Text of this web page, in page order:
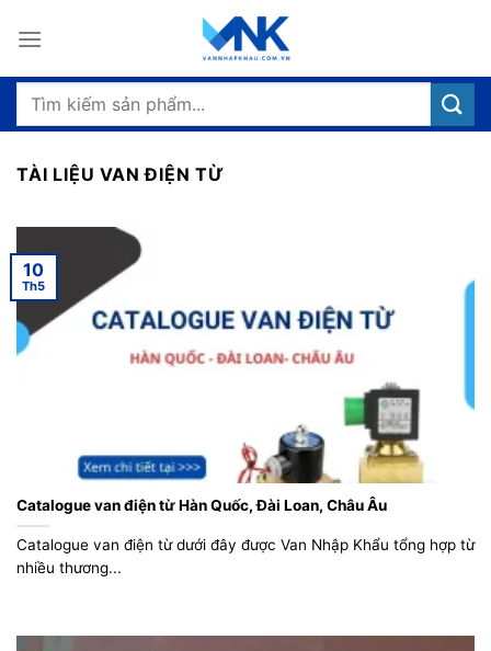
qua
dung
Tìm
TÀI LIỆU VAN ĐIỆN TỪ
Catalogue van điện từ Hàn Quốc, Đài Loan, Châu Âu
Catalogue van điện từ dưới đây được Van Nhập Khẩu tổng hợp từ
nhiều thương...
10
Th5